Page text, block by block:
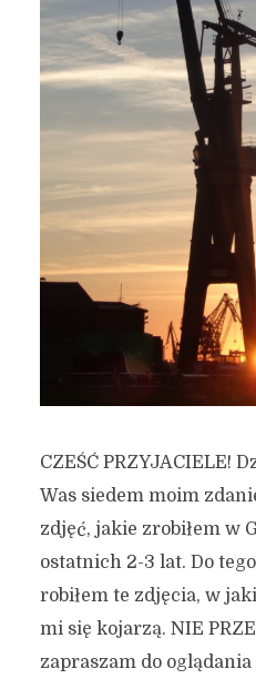
CZEŚĆ PRZYJACIELE!
Was siedem moim
zdjęć, jakie zrobiłem w
ostatnich 2-3 lat. Do
robiłem te zdjęcia, w
mi się kojarzą. NIE
zapraszam do oglądania